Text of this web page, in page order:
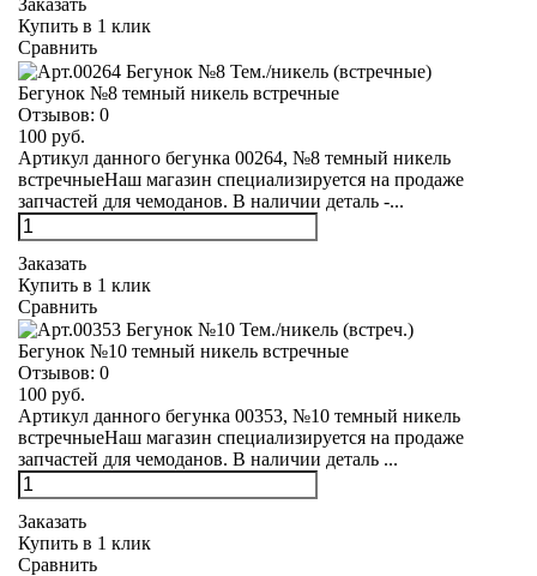
Заказать
Купить в 1 клик
Сравнить
Бегунок №8 темный никель встречные
Отзывов: 0
100 руб.
Артикул данного бегунка 00264, №8 темный никель
встречныеНаш магазин специализируется на продаже
запчастей для чемоданов. В наличии деталь -...
Заказать
Купить в 1 клик
Сравнить
Бегунок №10 темный никель встречные
Отзывов: 0
100 руб.
Артикул данного бегунка 00353, №10 темный никель
встречныеНаш магазин специализируется на продаже
запчастей для чемоданов. В наличии деталь ...
Заказать
Купить в 1 клик
Сравнить